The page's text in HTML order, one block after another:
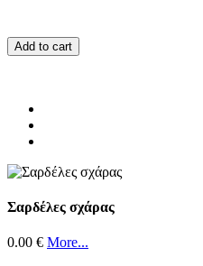
Add to cart
Σαρδέλες σχάρας
0.00 € More...